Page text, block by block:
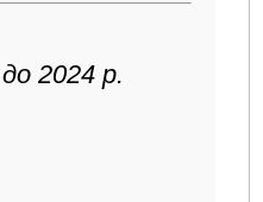
2024 р.